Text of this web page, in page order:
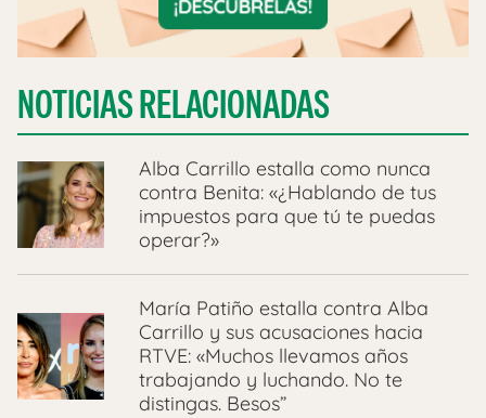
NOTICIAS RELACIONADAS
Alba Carrillo estalla como nunca
contra Benita: «¿Hablando de tus
impuestos para que tú te puedas
operar?»
María Patiño estalla contra Alba
Carrillo y sus acusaciones hacia
RTVE: «Muchos llevamos años
trabajando y luchando. No te
distingas. Besos”